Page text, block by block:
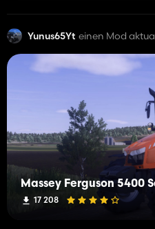
Yunus65Yt einen Mod
17 208